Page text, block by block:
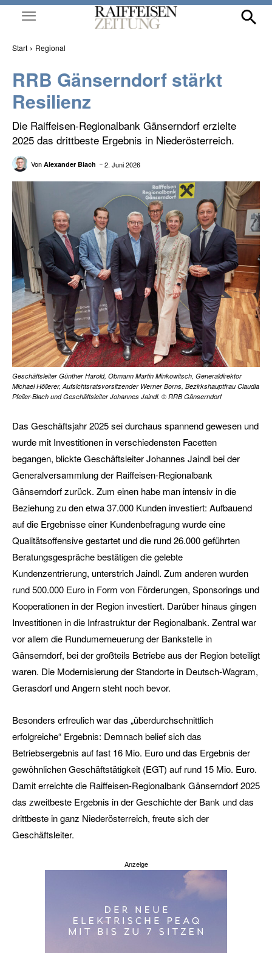
Start Regional
RRB Gänserndorf stärkt
Resilienz
Die Raiffeisen-Regionalbank Gänserndorf erzielte
2025 das drittbeste Ergebnis in Niederösterreich.
Von Alexander Blach 2. Juni 2026
Geschäftsleiter Günther Harold, Obmann Martin Minkowitsch, Generaldirektor
Michael Höllerer, Aufsichtsratsvorsitzender Werner Borns, Bezirkshauptfrau Claudia
Pfeiler-Blach und Geschäftsleiter Johannes Jaindl. © RRB Gänserndorf
Das Geschäftsjahr 2025 sei durchaus spannend gewesen und
wurde mit Investitionen in verschiedensten Facetten
begangen, blickte Geschäftsleiter Johannes Jaindl bei der
Generalversammlung der Raiffeisen-Regionalbank
Gänserndorf zurück. Zum einen habe man intensiv in die
Beziehung zu den etwa 37.000 Kunden investiert: Aufbauend
auf die Ergebnisse einer Kundenbefragung wurde eine
Qualitätsoffensive gestartet und die rund 26.000 geführten
Beratungsgespräche bestätigen die gelebte
Kundenzentrierung, unterstrich Jaindl. Zum anderen wurden
rund 500.000 Euro in Form von Förderungen, Sponsorings und
Kooperationen in der Region investiert. Darüber hinaus gingen
Investitionen in die Infrastruktur der Regionalbank. Zentral war
vor allem die Rundumerneuerung der Bankstelle in
Gänserndorf, bei der großteils Betriebe aus der Region beteiligt
waren. Die Modernisierung der Standorte in Deutsch-Wagram,
Gerasdorf und Angern steht noch bevor.
Besonders erfreulich war das „überdurchschnittlich
erfolgreiche“ Ergebnis: Demnach belief sich das
Betriebsergebnis auf fast 16 Mio. Euro und das Ergebnis der
gewöhnlichen Geschäftstätigkeit (EGT) auf rund 15 Mio. Euro.
Damit erreichte die Raiffeisen-Regionalbank Gänserndorf 2025
das zweitbeste Ergebnis in der Geschichte der Bank und das
drittbeste in ganz Niederösterreich, freute sich der
Geschäftsleiter.
Anzeige